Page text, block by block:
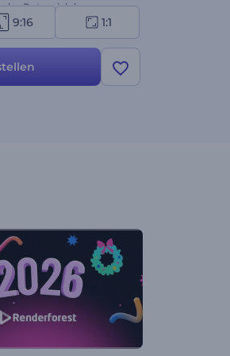
das Potenzial der
9:16 1:1